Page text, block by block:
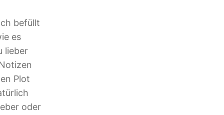
befüllt
es
lieber
Plot
oder